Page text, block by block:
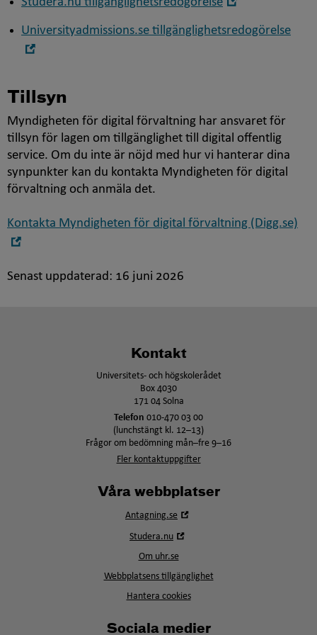
nytt
Universityadmissions.se tillgänglighetsredogörelse
fönster
Tillsyn
Myndigheten för digital förvaltning har ansvaret för
tillsyn för lagen om tillgänglighet till digital offentlig
service. Om du inte är nöjd med hur vi hanterar dina
synpunkter kan du kontakta Myndigheten för digital
förvaltning och anmäla det.
Kontakta Myndigheten för digital förvaltning (Digg.se)
nytt
Senast uppdaterad: 16 juni 2026
Kontakt
Universitets- och högskolerådet
Box 4030
171 04 Solna
Telefon 010-470 03 00
(lunchstängt kl. 12–13)
Frågor om bedömning mån–fre 9–16
Fler kontaktuppgifter
Våra webbplatser
Antagning.se
Studera.nu
fönster
Om uhr.se
Webbplatsens tillgänglighet
Hantera cookies
Sociala medier